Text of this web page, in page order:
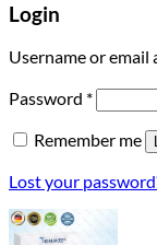
Login
Username or email
Password *Required
Remember me
Lost your